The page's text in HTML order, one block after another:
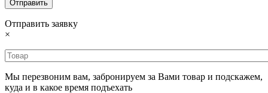
Отправить заявку
×
Мы перезвоним вам, забронируем за Вами товар и подскажем,
куда и в какое время подъехать